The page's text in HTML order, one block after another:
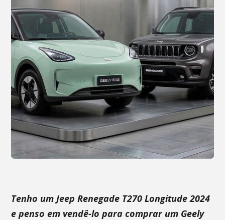
Tenho um Jeep Renegade T270 Longitude 2024
e penso em vendê-lo para comprar um Geely